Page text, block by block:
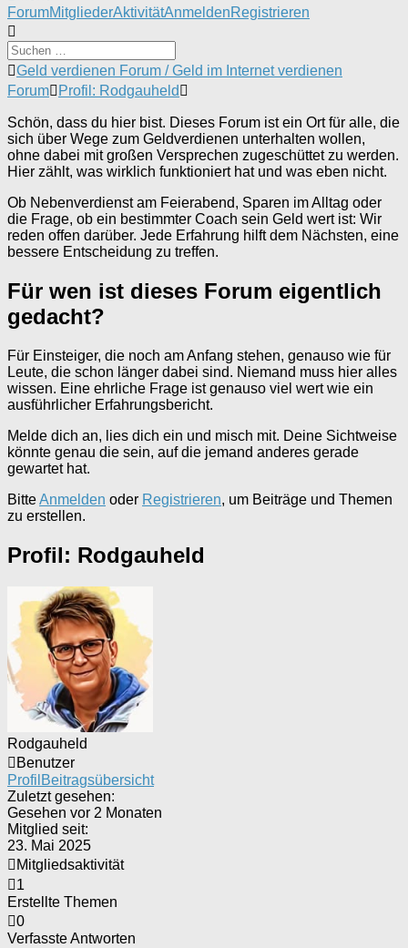
Forum-
Navigation
ForumMitgliederAktivitätAnmeldenRegistrieren
Forum-
Breadcrumbs
-
Du
bist
hier:
Geld verdienen Forum / Geld im Internet verdienen
Forum
Profil: Rodgauheld
Schön, dass du hier bist. Dieses Forum ist ein Ort für alle, die
sich über Wege zum Geldverdienen unterhalten wollen,
ohne dabei mit großen Versprechen zugeschüttet zu werden.
Hier zählt, was wirklich funktioniert hat und was eben nicht.
Ob Nebenverdienst am Feierabend, Sparen im Alltag oder
die Frage, ob ein bestimmter Coach sein Geld wert ist: Wir
reden offen darüber. Jede Erfahrung hilft dem Nächsten, eine
bessere Entscheidung zu treffen.
Für wen ist dieses Forum eigentlich
gedacht?
Für Einsteiger, die noch am Anfang stehen, genauso wie für
Leute, die schon länger dabei sind. Niemand muss hier alles
wissen. Eine ehrliche Frage ist genauso viel wert wie ein
ausführlicher Erfahrungsbericht.
Melde dich an, lies dich ein und misch mit. Deine Sichtweise
könnte genau die sein, auf die jemand anderes gerade
gewartet hat.
BitteAnmelden oder Registrieren, um Beiträge und Themen
zu erstellen.
Profil: Rodgauheld
Rodgauheld
Benutzer
Profil Beitragsübersicht
Zuletzt gesehen:
Gesehen vor 2 Monaten
Mitglied seit:
23. Mai 2025
Mitgliedsaktivität
1
Erstellte Themen
0
Verfasste Antworten